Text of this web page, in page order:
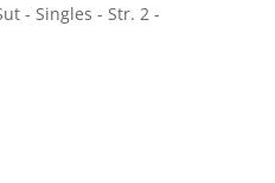
- Singles - Str. 2 -